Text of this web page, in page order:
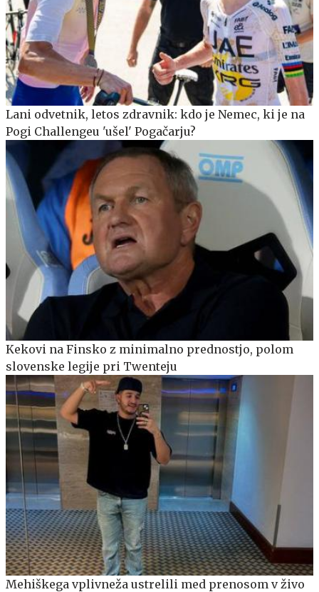
Lani odvetnik, letos zdravnik: kdo je Nemec, ki je na
Pogi Challengeu 'ušel' Pogačarju?
Kekovi na Finsko z minimalno prednostjo, polom
slovenske legije pri Twenteju
Mehiškega vplivneža ustrelili med prenosom v živo